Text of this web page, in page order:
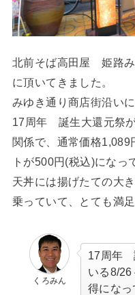
北前そば高田屋 姫路み
に頂いてきました。
みゆき通り商店街沿い
17周年 誕生大還元祭
関係で、通常価格1,089
トが500円(税込)になっ
天丼には揚げたての大
乗っていて、とても満足
くろみん
17周年
いる8/
得になっ